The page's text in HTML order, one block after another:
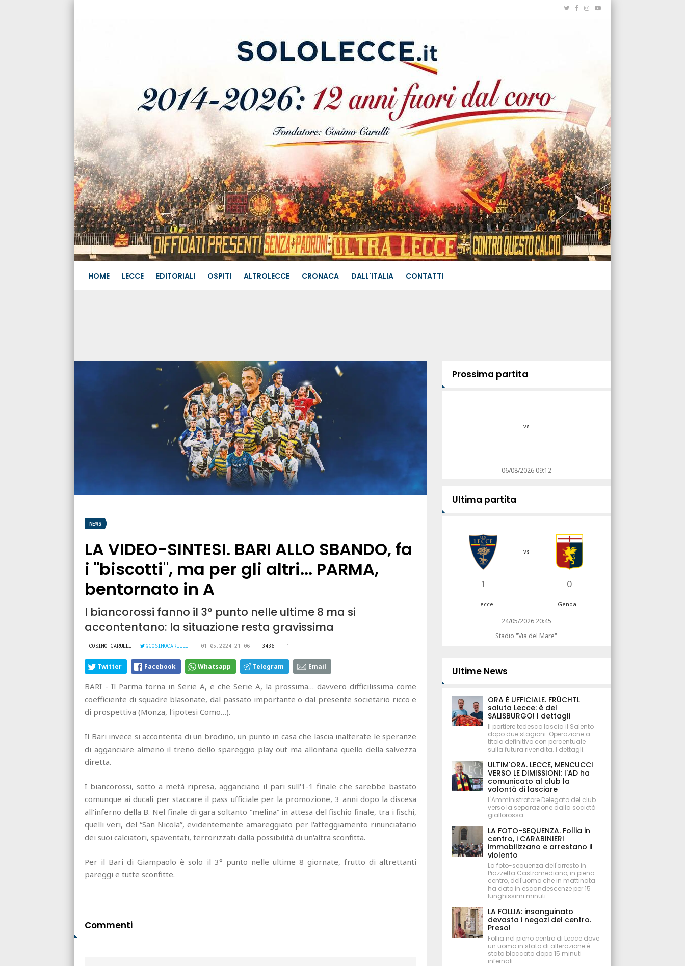
HOME LECCE EDITORIALI OSPITI ALTROLECCE CRONACA DALL'ITALIA CONTATTI
NEWS
LA VIDEO-SINTESI. BARI ALLO SBANDO, fa
i "biscotti", ma per gli altri... PARMA,
bentornato in A
I biancorossi fanno il 3° punto nelle ultime 8 ma si
accontentano: la situazione resta gravissima
COSIMO CARULLI @COSIMOCARULLI 01.05.2024 21:06 3436 1
Twitter Facebook Whatsapp Telegram Email
BARI - Il Parma torna in Serie A, e che Serie A, la prossima… davvero difficilissima come
coefficiente di squadre blasonate, dal passato importante o dal presente societario ricco e
di prospettiva (Monza, l'ipotesi Como…).
Il Bari invece si accontenta di un brodino, un punto in casa che lascia inalterate le speranze
di agganciare almeno il treno dello spareggio play out ma allontana quello della salvezza
diretta.
I biancorossi, sotto a metà ripresa, agganciano il pari sull'1-1 finale che sarebbe bastato
comunque ai ducali per staccare il pass ufficiale per la promozione, 3 anni dopo la discesa
all'inferno della B. Nel finale di gara soltanto “melina” in attesa del fischio finale, tra i fischi,
quelli veri, del “San Nicola”, evidentemente amareggiato per l'atteggiamento rinunciatario
dei suoi calciatori, spaventati, terrorizzati dalla possibilità di un'altra sconfitta.
Per il Bari di Giampaolo è solo il 3° punto nelle ultime 8 giornate, frutto di altrettanti
pareggi e tutte sconfitte.
Commenti
Prossima partita
vs
06/08/2026 09:12
Ultima partita
1
vs
0
Lecce Genoa
24/05/2026 20:45
Stadio "Via del Mare"
Ultime News
ORA È UFFICIALE. FRÜCHTL
saluta Lecce: è del
SALISBURGO! I dettagli
Il portiere tedesco lascia il Salento
dopo due stagioni. Operazione a
titolo definitivo con percentuale
sulla futura rivendita. I dettagli.
ULTIM'ORA. LECCE, MENCUCCI
VERSO LE DIMISSIONI: l'AD ha
comunicato al club la
volontà di lasciare
L'Amministratore Delegato del club
verso la separazione dalla società
giallorossa
LA FOTO-SEQUENZA. Follia in
centro, i CARABINIERI
immobilizzano e arrestano il
violento
La foto-sequenza dell'arresto in
Piazzetta Castromediano, in pieno
centro, dell'uomo che in mattinata
ha dato in escandescenze per 15
lunghissimi minuti
LA FOLLIA: insanguinato
devasta i negozi del centro.
Preso!
Follia nel pieno centro di Lecce dove
un uomo in stato di alterazione è
stato bloccato dopo 15 minuti
infernali